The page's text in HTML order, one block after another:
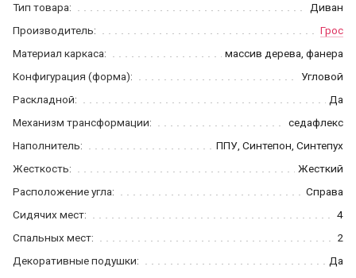
Тип товара:
Диван
Производитель:
Грос
Материал каркаса:
массив дерева, фанера
Конфигурация (форма):
Угловой
Раскладной:
Да
Механизм трансформации:
седафлекс
Наполнитель:
ППУ, Синтепон, Синтепух
Жесткость:
Жесткий
Расположение угла:
Справа
Сидячих мест:
4
Спальных мест:
2
Декоративные подушки:
Да